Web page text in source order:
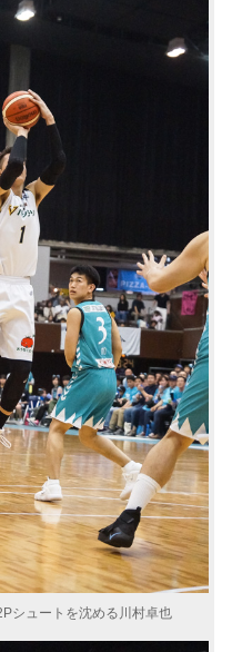
シュートを沈める川村卓也